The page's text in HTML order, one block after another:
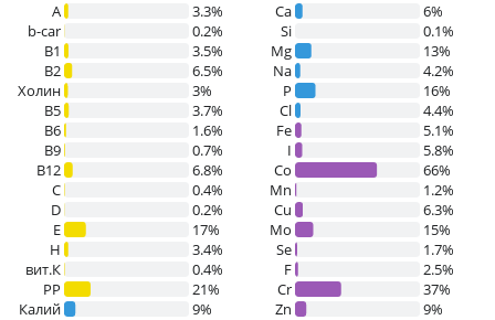
A
3.3%
b-car
0.2%
В1
3.5%
B2
6.5%
Холин
3%
B5
3.7%
B6
1.6%
B9
0.7%
B12
6.8%
C
0.4%
D
0.2%
E
17%
H
3.4%
вит.К
0.4%
PP
21%
Калий
9%
Ca
6%
Si
0.1%
Mg
13%
Na
4.2%
P
16%
Cl
4.4%
Fe
5.1%
I
5.8%
Co
66%
Mn
1.2%
Cu
6.3%
Mo
15%
Se
1.7%
F
2.5%
Cr
37%
Zn
9%